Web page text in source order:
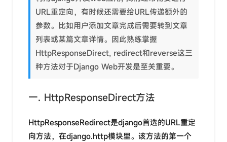
URL重定向，有时候还需要给URL传递额外的
参数。比如用户添加文章完成后需要转到文章
列表或某篇文章详情。因此熟练掌握
HttpResponseDirect, redirect和reverse这三
种方法对于Django Web开发是至关重要。
一. HttpResponseDirect方法
HttpResponseRedirect是django首选的URL重定
向方法，在django.http模块里。该方法的第一个